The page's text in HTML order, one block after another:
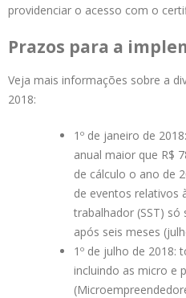
providenciar o acesso com o
Prazos para a
Veja mais informações sobre a
2018:
1º de janeiro de
anual maior que R$
de cálculo o ano de
de eventos relativos
trabalhador (SST)
após seis meses
1º de julho de 2018:
incluindo as micro e